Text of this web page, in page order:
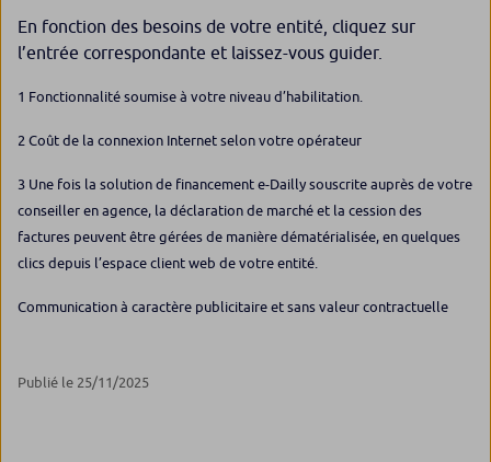
En fonction des besoins de votre entité, cliquez sur
l’entrée correspondante et laissez-vous guider.
1 Fonctionnalité soumise à votre niveau d’habilitation.
2 Coût de la connexion Internet selon votre opérateur
3 Une fois la solution de financement e-Dailly souscrite auprès de votre
conseiller en agence, la déclaration de marché et la cession des
factures peuvent être gérées de manière dématérialisée, en quelques
clics depuis l’espace client web de votre entité.
Communication à caractère publicitaire et sans valeur contractuelle
Publié le 25/11/2025